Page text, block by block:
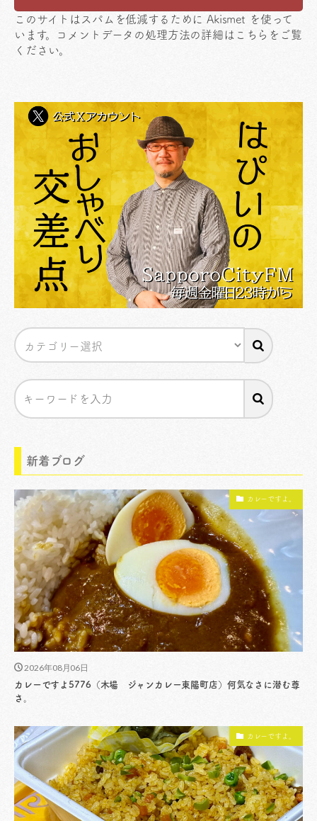
このサイトはスパムを低減するために Akismet を使って
います。
コメントデータの処理方法の詳細はこちらをご覧
ください。
新着ブログ
カレーですよ。
2026年08月06日
カレーですよ5776（木場 ジャンカレー東陽町店）何気なさに潜む尊
さ。
カレーですよ。